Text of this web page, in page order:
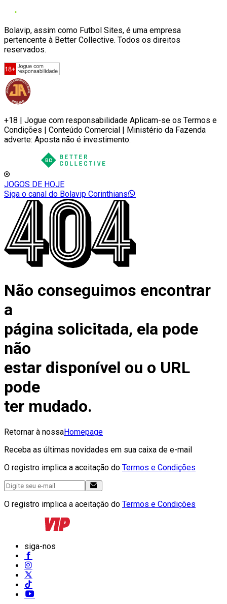
Bolavip, assim como Futbol Sites, é uma empresa
pertencente à Better Collective. Todos os direitos
reservados.
+18 | Jogue com responsabilidade Aplicam-se os Termos e
Condições | Conteúdo Comercial | Ministério da Fazenda
adverte: Aposta não é investimento.
JOGOS DE HOJE
Siga o canal do Bolavip Corinthians
Não conseguimos encontrar
a
página solicitada, ela pode
não
estar disponível ou o URL
pode
ter mudado.
Retornar à nossaHomepage
Receba as últimas novidades em sua caixa de e-mail
O registro implica a aceitação do Termos e Condições
O registro implica a aceitação do Termos e Condições
siga-nos